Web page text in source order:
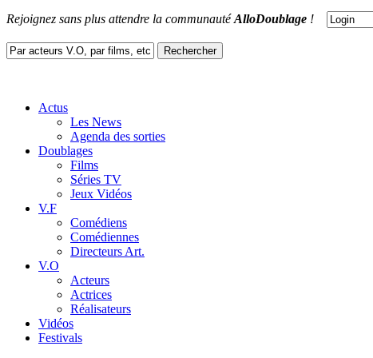
Rejoignez sans plus attendre la communautéAlloDoublage !
Actus
Les News
Agenda des sorties
Doublages
Films
Séries TV
Jeux Vidéos
V.F
Comédiens
Comédiennes
Directeurs Art.
V.O
Acteurs
Actrices
Réalisateurs
Vidéos
Festivals